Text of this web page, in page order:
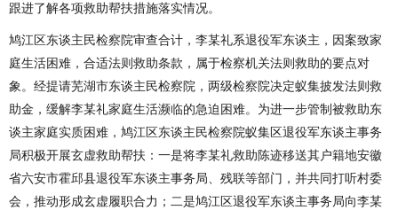
跟进了解各项救助帮扶措施落实情况。
鸠江区东谈主民检察院审查合计，李某礼系退役军东谈主，因案致家
庭生活困难，合适法则救助条款，属于检察机关法则救助的要点对
象。经提请芜湖市东谈主民检察院，两级检察院决定蚁集披发法则救
助金，缓解李某礼家庭生活濒临的急迫困难。为进一步管制被救助东
谈主家庭实质困难，鸠江区东谈主民检察院蚁集区退役军东谈主事务
局积极开展玄虚救助帮扶：一是将李某礼救助陈迹移送其户籍地安徽
省六安市霍邱县退役军东谈主事务局、残联等部门，并共同打听村委
会，推动形成玄虚履职合力；二是鸠江区退役军东谈主事务局向李某